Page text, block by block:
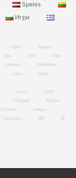
Speles
Игри
Jogos
Juegos
Spil Pelit
Ігри
Jatekok
Spelletjes
Lojra
Игри
Jocuri
Spill
Mängud
Speles
Oyunlar
Juegos
Παιχνίδια खेल
游